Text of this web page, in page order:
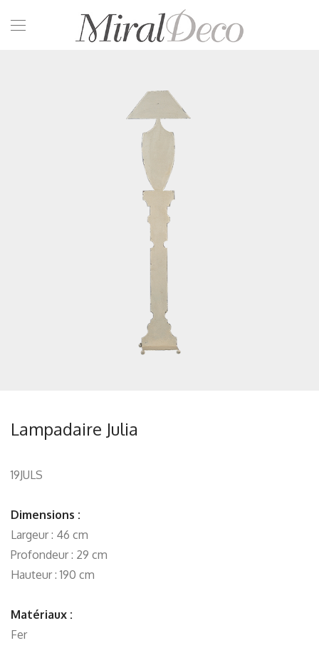
Lampadaire Julia
19JULS
Dimensions :
Largeur : 46 cm
Profondeur : 29 cm
Hauteur : 190 cm
Matériaux :
Fer